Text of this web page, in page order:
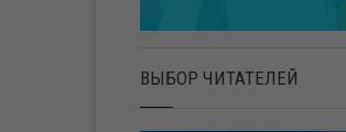
ВЫБОР ЧИТАТЕЛЕЙ